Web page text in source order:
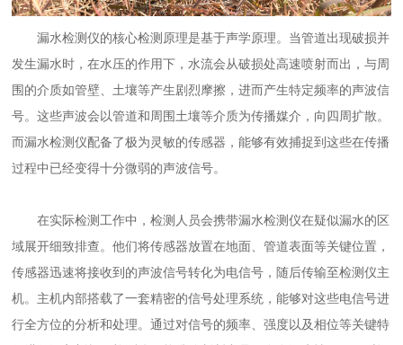
漏水检测仪的核心检测原理是基于声学原理。当管道出现破损并
发生漏水时，在水压的作用下，水流会从破损处高速喷射而出，与周
围的介质如管壁、土壤等产生剧烈摩擦，进而产生特定频率的声波信
号。这些声波会以管道和周围土壤等介质为传播媒介，向四周扩散。
而漏水检测仪配备了极为灵敏的传感器，能够有效捕捉到这些在传播
过程中已经变得十分微弱的声波信号。
在实际检测工作中，检测人员会携带漏水检测仪在疑似漏水的区
域展开细致排查。他们将传感器放置在地面、管道表面等关键位置，
传感器迅速将接收到的声波信号转化为电信号，随后传输至检测仪主
机。主机内部搭载了一套精密的信号处理系统，能够对这些电信号进
行全方位的分析和处理。通过对信号的频率、强度以及相位等关键特